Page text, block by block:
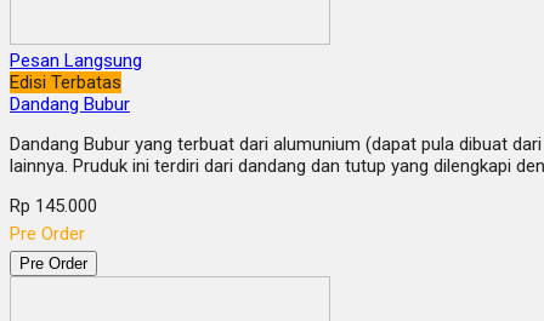
Pesan Langsung
Edisi Terbatas
Dandang Bubur
Dandang Bubur yang terbuat dari alumunium (dapat pula dibuat
lainnya. Pruduk ini terdiri dari dandang dan tutup yang dilengkapi
Rp 145.000
Pre Order
Pre Order